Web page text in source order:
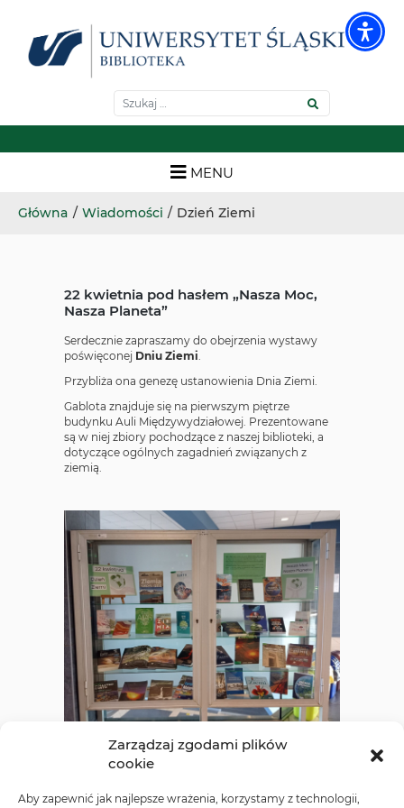
Zarządzaj zgodami plików
cookie
Aby zapewnić jak najlepsze wrażenia, korzystamy z technologii,
Biblioteka wydziałowa -
Wyszukiwarka Szukaj
Menu główne
MENU
Główna / Wiadomości / Dzień Ziemi
22 kwietnia pod hasłem „Nasza Moc,
Nasza Planeta”
Serdecznie zapraszamy do obejrzenia wystawy
poświęconej Dniu Ziemi.
Przybliża ona genezę ustanowienia Dnia Ziemi.
Gablota znajduje się na pierwszym piętrze
budynku Auli Międzywydziałowej. Prezentowane
są w niej zbiory pochodzące z naszej biblioteki, a
dotyczące ogólnych zagadnień związanych z
ziemią.
Wiadomości